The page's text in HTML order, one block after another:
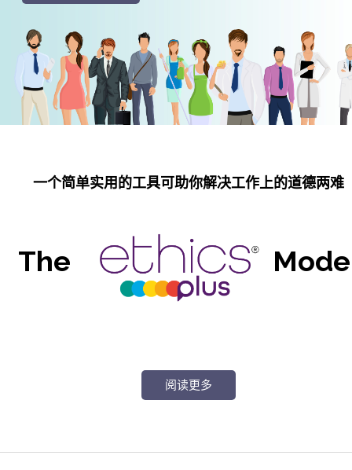
一个简单实用的工具可助你解决工作上的道德两难
The
阅读更多